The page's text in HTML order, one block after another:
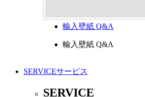
輸入壁紙 Q&A
輸入壁紙 Q&A
SERVICEサービス
SERVICE